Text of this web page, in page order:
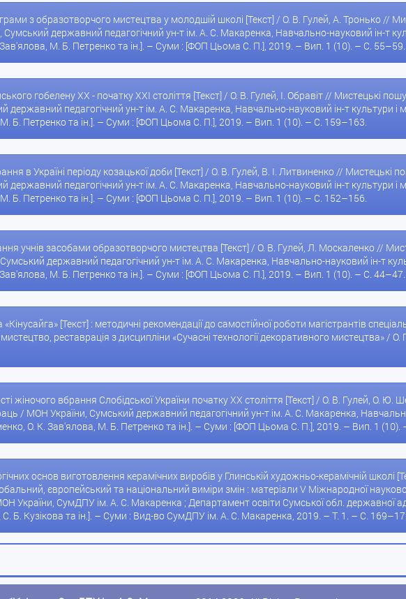
з образотворчого мистецтва у молодшій школі [Текст] / О. В. Гулей, А. Тронько //
державний педагогічний ун-т ім. А. С. Макаренка, Навчально-науковий ін-т
М. Б. Петренко та ін.]. – Суми : [ФОП Цьома С. П.], 2019. – Вип. 1 (10). – С. 55–59.
гобелену XX - початку XXI століття [Текст] / О. В. Гулей, І. Обравіт // Мистецькі
педагогічний ун-т ім. А. С. Макаренка, Навчально-науковий ін-т культури і
Б. Петренко та ін.]. – Суми : [ФОП Цьома С. П.], 2019. – Вип. 1 (10). – С. 159–163.
в Україні періоду козацької доби [Текст] / О. В. Гулей, В. І. Литвиненко // Мистецькі
педагогічний ун-т ім. А. С. Макаренка, Навчально-науковий ін-т культури і
Б. Петренко та ін.]. – Суми : [ФОП Цьома С. П.], 2019. – Вип. 1 (10). – С. 152–156.
учнів засобами образотворчого мистецтва [Текст] / О. В. Гулей, Л. Москаленко //
державний педагогічний ун-т ім. А. С. Макаренка, Навчально-науковий ін-т
М. Б. Петренко та ін.]. – Суми : [ФОП Цьома С. П.], 2019. – Вип. 1 (10). – С. 44–47.
[Текст] : методичні рекомендації до самостійної роботи магістрантів
реставрація з дисципліни «Сучасні технології декоративного мистецтва» / О.
жіночого вбрання Слобідської України початку ХХ століття [Текст] / О. В. Гулей, О. Ю.
/ МОН України, Сумський державний педагогічний ун-т ім. А. С. Макаренка,
О. К. Зав'ялова, М. Б. Петренко та ін.]. – Суми : [ФОП Цьома С. П.], 2019. – Вип. 1
основ виготовлення керамічних виробів у Глинській художньо-керамічній школі
європейський та національний виміри змін : матеріали V Міжнародної
України, СумДПУ ім. А. С. Макаренка ; Департамент освіти Сумської обл. державної
Б. Кузікова та ін.]. – Суми : Вид-во СумДПУ ім. А. С. Макаренка, 2019. – Т. 1. – С.